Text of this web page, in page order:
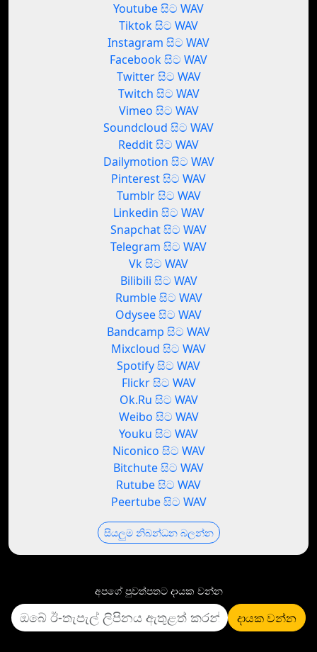
Youtube සිට WAV
Tiktok සිට WAV
Instagram සිට WAV
Facebook සිට WAV
Twitter සිට WAV
Twitch සිට WAV
Vimeo සිට WAV
Soundcloud සිට WAV
Reddit සිට WAV
Dailymotion සිට WAV
Pinterest සිට WAV
Tumblr සිට WAV
Linkedin සිට WAV
Snapchat සිට WAV
Telegram සිට WAV
Vk සිට WAV
Bilibili සිට WAV
Rumble සිට WAV
Odysee සිට WAV
Bandcamp සිට WAV
Mixcloud සිට WAV
Spotify සිට WAV
Flickr සිට WAV
Ok.Ru සිට WAV
Weibo සිට WAV
Youku සිට WAV
Niconico සිට WAV
Bitchute සිට WAV
Rutube සිට WAV
Peertube සිට WAV
සියලුම නිබන්ධන බලන්න
අපගේ පුවත්පතට දායක වන්න
දායක වන්න